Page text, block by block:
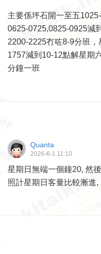
主要係坪石開一至五
0625-0725,0825-0925減
2200-2225冇咗8-9分班
1757減到10-12點解星期
分鐘一班
Quanta
2026-6-1 11:10
星期日無端一個鐘20, 然
照計星期日客量比較漸進